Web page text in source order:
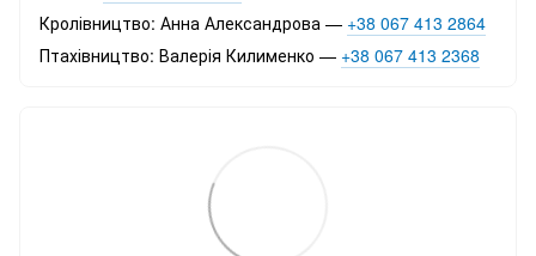
Кролівництво: Анна Александрова — +38 067 413 2864
Птахівництво: Валерія Килименко — +38 067 413 2368